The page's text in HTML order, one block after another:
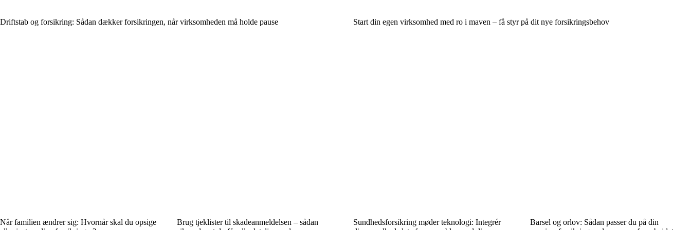
Driftstab og forsikring: Sådan dækker forsikringen, når virksomheden må holde pause Start din egen virksomhed med ro i maven – få styr på dit nye forsikringsbehov
Når familien ændrer sig: Hvornår skal du opsige
Brug tjeklister til skadeanmeldelsen – sådan
Sundhedsforsikring møder teknologi: Integrér
Barsel og orlov: Sådan passer du på din